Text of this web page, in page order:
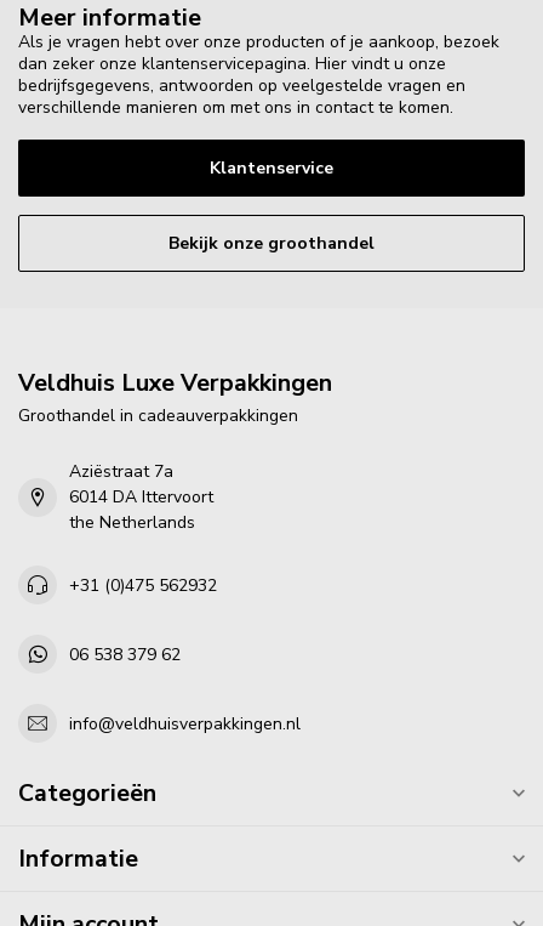
Meer informatie
Als je vragen hebt over onze producten of je aankoop, bezoek
dan zeker onze klantenservicepagina. Hier vindt u onze
bedrijfsgegevens, antwoorden op veelgestelde vragen en
verschillende manieren om met ons in contact te komen.
Klantenservice
Bekijk onze groothandel
Veldhuis Luxe Verpakkingen
Groothandel in cadeauverpakkingen
Aziëstraat 7a
6014 DA Ittervoort
the Netherlands
+31 (0)475 562932
06 538 379 62
info@veldhuisverpakkingen.nl
Categorieën
Informatie